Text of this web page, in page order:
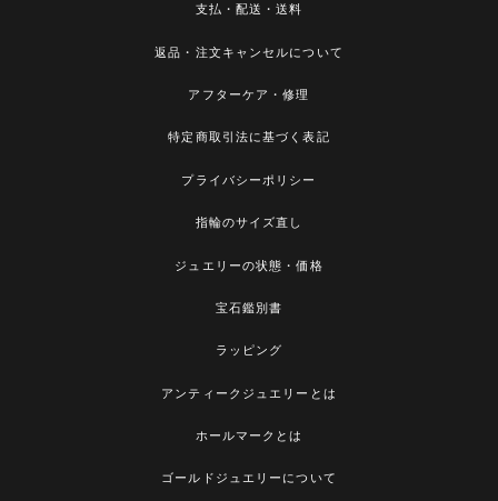
支払・配送・送料
返品・注文キャンセルについて
アフターケア・修理
特定商取引法に基づく表記
プライバシーポリシー
指輪のサイズ直し
ジュエリーの状態・価格
宝石鑑別書
ラッピング
アンティークジュエリーとは
ホールマークとは
ゴールドジュエリーについて